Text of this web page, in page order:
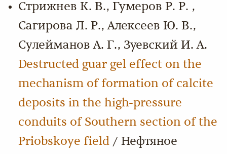
Стрижнев К. В., Гумеров Р. Р. ,
Сагирова Л. Р., Алексеев Ю. В.,
Сулейманов А. Г., Зуевский И. А.
Destructed guar gel effect on the
mechanism of formation of calcite
deposits in the high-pressure
conduits of Southern section of the
Priobskoye field / Нефтяное